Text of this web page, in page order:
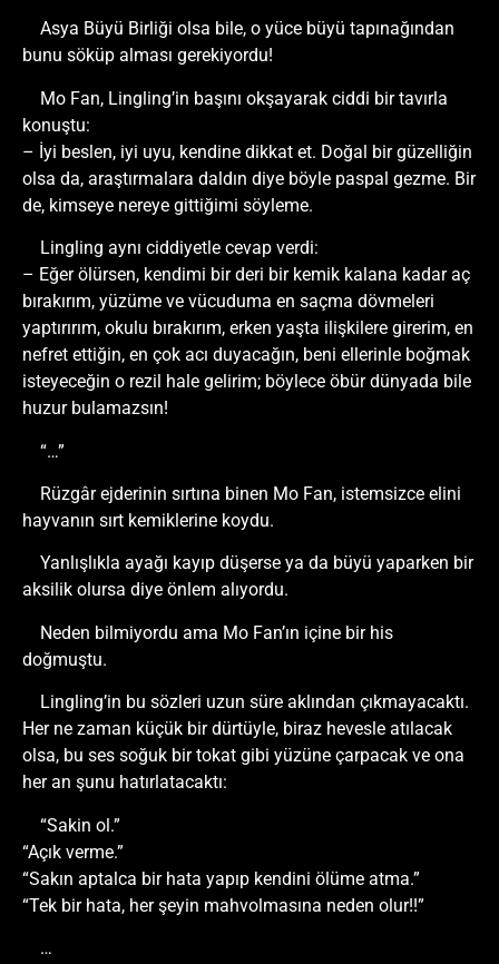
Asya Büyü Birliği olsa bile, o yüce büyü tapınağından
bunu söküp alması gerekiyordu!
Mo Fan, Lingling’in başını okşayarak ciddi bir tavırla
konuştu:
– İyi beslen, iyi uyu, kendine dikkat et. Doğal bir güzelliğin
olsa da, araştırmalara daldın diye böyle paspal gezme. Bir
de, kimseye nereye gittiğimi söyleme.
Lingling aynı ciddiyetle cevap verdi:
– Eğer ölürsen, kendimi bir deri bir kemik kalana kadar aç
bırakırım, yüzüme ve vücuduma en saçma dövmeleri
yaptırırım, okulu bırakırım, erken yaşta ilişkilere girerim, en
nefret ettiğin, en çok acı duyacağın, beni ellerinle boğmak
isteyeceğin o rezil hale gelirim; böylece öbür dünyada bile
huzur bulamazsın!
“…”
Rüzgâr ejderinin sırtına binen Mo Fan, istemsizce elini
hayvanın sırt kemiklerine koydu.
Yanlışlıkla ayağı kayıp düşerse ya da büyü yaparken bir
aksilik olursa diye önlem alıyordu.
Neden bilmiyordu ama Mo Fan’ın içine bir his
doğmuştu.
Lingling’in bu sözleri uzun süre aklından çıkmayacaktı.
Her ne zaman küçük bir dürtüyle, biraz hevesle atılacak
olsa, bu ses soğuk bir tokat gibi yüzüne çarpacak ve ona
her an şunu hatırlatacaktı:
“Sakin ol.”
“Açık verme.”
“Sakın aptalca bir hata yapıp kendini ölüme atma.”
“Tek bir hata, her şeyin mahvolmasına neden olur!!”
…